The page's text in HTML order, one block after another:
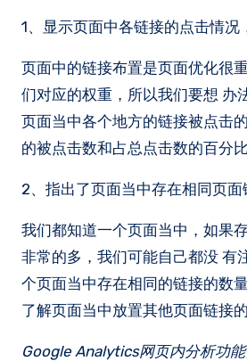
1、显示页面中各链接的点击情
页面中的链接布置是页面优化很
们对应的权重，所以我们要想 办
页面当中各个地方的链接被点击
的被点击数和占总点击数的百分
2、指出了页面当中存在相同页
我们都知道一个页面当中，如果
非常的多，我们可能自己都没 有
个页面当中存在相同的链接的数
了解页面当中放置其他页面链接
Google Analytics网页内分析功能